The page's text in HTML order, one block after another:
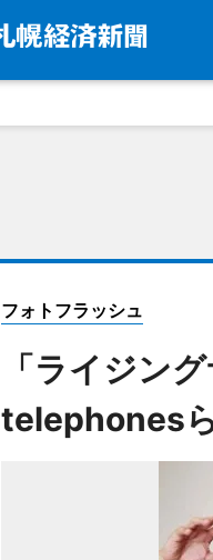
フォトフラッシュ
「ライジン
telephones